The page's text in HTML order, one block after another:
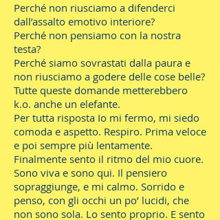
Perché non riusciamo a difenderci
dall’assalto emotivo interiore?
Perché non pensiamo con la nostra
testa?
Perché siamo sovrastati dalla paura e
non riusciamo a godere delle cose belle?
Tutte queste domande metterebbero
k.o. anche un elefante.
Per tutta risposta Io mi fermo, mi siedo
comoda e aspetto. Respiro. Prima veloce
e poi sempre più lentamente.
Finalmente sento il ritmo del mio cuore.
Sono viva e sono qui. Il pensiero
sopraggiunge, e mi calmo. Sorrido e
penso, con gli occhi un po’ lucidi, che
non sono sola. Lo sento proprio. E sento